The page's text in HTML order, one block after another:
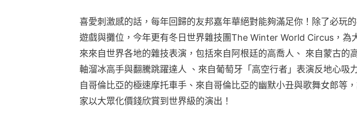
喜愛刺激感的話，每年回歸的友邦嘉年華絕對能夠滿足你！除了必玩
遊戲與攤位，今年更有冬日世界雜技團The Winter World Circus，為
來來自世界各地的雜技表演，包括來自阿根廷的高喬人、 來自蒙古的
軸溜冰高手與翻騰跳躍達人 、來自葡萄牙「高空行者」表演反地心吸
自哥倫比亞的極速摩托車手、來自哥倫比亞的幽默小丑與歌舞女郎等
家以大眾化價錢欣賞到世界級的演出！